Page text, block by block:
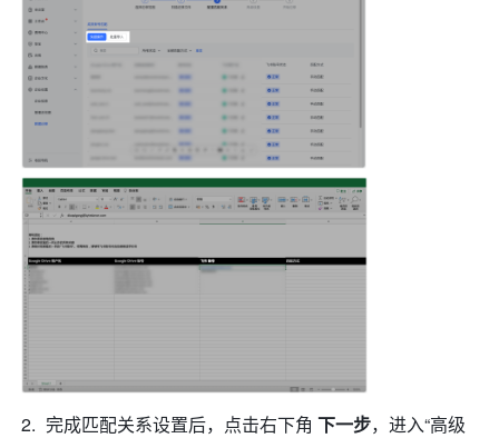
完成匹配关系设置后，点击右下角 下一步，进入“高级